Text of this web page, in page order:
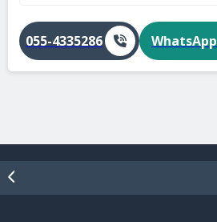
WhatsApp
055-4335286